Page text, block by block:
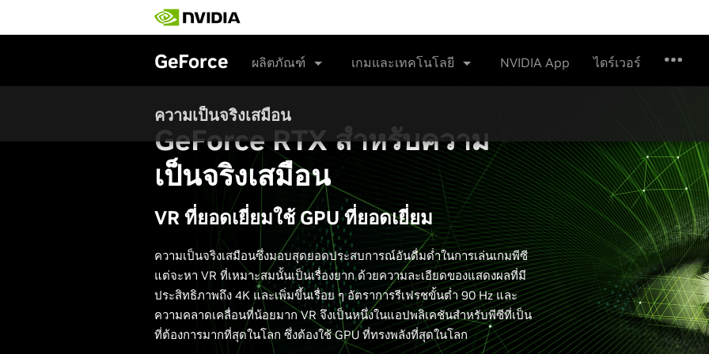
main
GeForce ผลิตภัณฑ์ เกมและเทคโนโลยี NVIDIA App ไดร์เวอร์
ความเป็นจริงเสมือน
GeForce RTX สำหรับความ
เป็นจริงเสมือน
VR ที่ยอดเยี่ยมใช้ GPU ที่ยอดเยี่ยม
ความเป็นจริงเสมือนซึ่งมอบสุดยอดประสบการณ์อันดื่มด่ำในการเล่นเกมพีซี
แต่จะหา VR ที่เหมาะสมนั้นเป็นเรื่องยาก ด้วยความละเอียดของแสดงผลที่มี
ประสิทธิภาพถึง 4K และเพิ่มขึ้นเรื่อย ๆ อัตราการรีเฟรชขั้นต่ำ 90 Hz และ
ความคลาดเคลื่อนที่น้อยมาก VR จึงเป็นหนึ่งในแอปพลิเคชันสำหรับพีซีที่เป็น
ที่ต้องการมากที่สุดในโลก ซึ่งต้องใช้ GPU ที่ทรงพลังที่สุดในโลก